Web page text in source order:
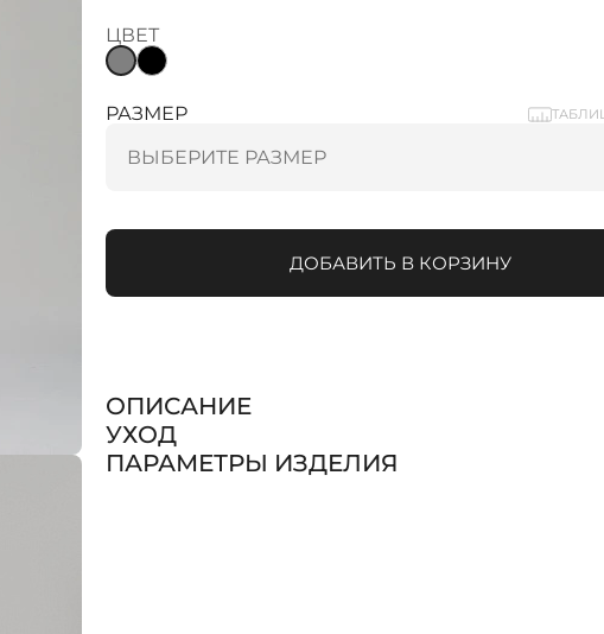
ЦВЕТ
РАЗМЕР
ДОБАВИТЬ В КОРЗИНУ
ОПИСАНИЕ
УХОД
ПАРАМЕТРЫ ИЗДЕЛИЯ